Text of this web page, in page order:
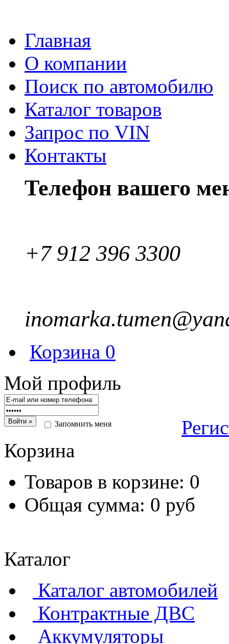
Главная
О компании
Поиск по автомобилю
Каталог товаров
Запрос по VIN
Контакты
Телефон вашего
+7 912 396 3300
Корзина 0
Мой профиль
Запомнить меня
Корзина
Товаров в корзине: 0
Общая сумма: 0 руб
Каталог
Каталог автомобилей
Контрактные ДВС
Аккумуляторы